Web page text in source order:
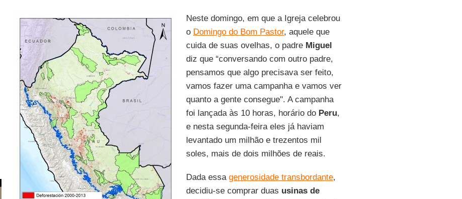
Neste domingo, em que a Igreja celebrou
o Domingo do Bom Pastor, aquele que
cuida de suas ovelhas, o padre Miguel
diz que “conversando com outro padre,
pensamos que algo precisava ser feito,
vamos fazer uma campanha e vamos ver
quanto a gente consegue". A campanha
foi lançada às 10 horas, horário do Peru,
e nesta segunda-feira eles já haviam
levantado um milhão e trezentos mil
soles, mais de dois milhões de reais.
Dada essa generosidade transbordante,
decidiu-se comprar duas usinas de